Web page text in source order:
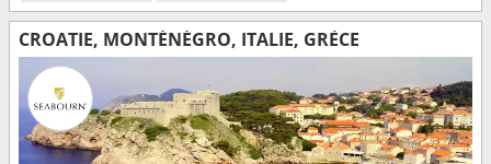
CROATIE, MONTÉNÉGRO, ITALIE, GRÈCE